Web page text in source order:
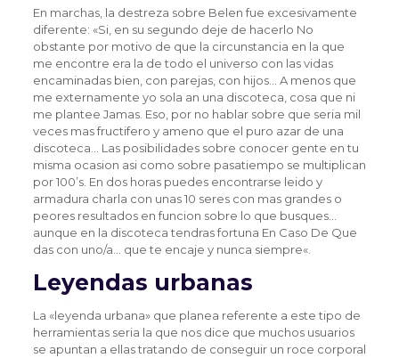
En marchas, la destreza sobre Belen fue excesivamente
diferente: «Si, en su segundo deje de hacerlo No
obstante por motivo de que la circunstancia en la que
me encontre era la de todo el universo con las vidas
encaminadas bien, con parejas, con hijos… A menos que
me externamente yo sola an una discoteca, cosa que ni
me plantee Jamas. Eso, por no hablar sobre que seri­a mil
veces mas fructifero y ameno que el puro azar de una
discoteca… Las posibilidades sobre conocer gente en tu
misma ocasion asi­ como sobre pasatiempo se multiplican
por 100’s. En dos horas puedes encontrarse leido y
armadura charla con unas 10 seres con mas grandes o
peores resultados en funcion sobre lo que busques…
aunque en la discoteca tendras fortuna En Caso De Que
das con uno/a… que te encaje y nunca siempre«.
Leyendas urbanas
La «leyenda urbana» que planea referente a este tipo de
herramientas seri­a la que nos dice que muchos usuarios
se apuntan a ellas tratando de conseguir un roce corporal